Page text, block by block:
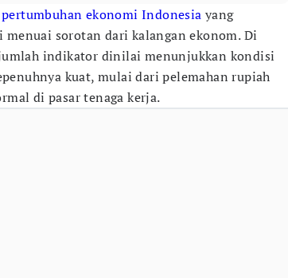
pertumbuhan ekonomi Indonesia yang
menuai sorotan dari kalangan ekonom. Di
indikator dinilai menunjukkan kondisi
kuat, mulai dari pelemahan rupiah
di pasar tenaga kerja.